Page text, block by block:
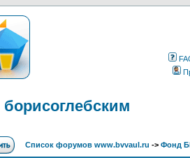
Список форумов www.bvvaul.ru -> Фонд